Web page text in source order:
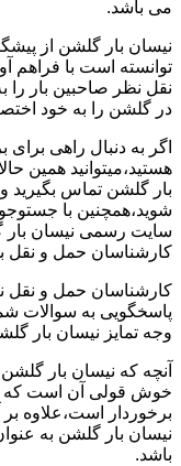
می باشد.
نیسان بار گلشن از
توانسته است با فراهم
نقل نظر صاحبین بار را
در گلشن را به خود
اگر به دنبال راهی برای
هستید،میتوانید همین
بار گلشن تماس
شوید،همچنین با
سایت رسمی نیسان بار
کارشناسان حمل و نقل
کارشناسان حمل و نقل
پاسخگویی به سوالات
وجه تمایز نیسان بار
آنچه که نیسان بار گلشن
خوش قولی آن است که
برخوردار است،علاوه بر
نیسان بار گلشن به
باشد.